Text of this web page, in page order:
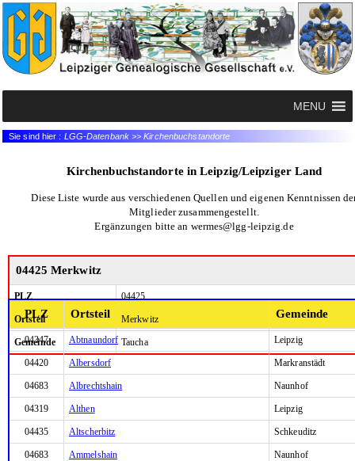
MENU
Sie sind hier : LGG-Datenbank >> Kirchenbuchstandorte
Kirchenbuchstandorte in Leipzig/Leipziger Land
Diese Liste wurde aus verschiedenen Quellen und eigenen Kenntnissen
Mitglieder zusammengestellt.
Ergänzungen bitte an wermes@lgg-leipzig.de
04425 Merkwitz
PLZ 04425
Ortsteil Merkwitz
Gemeinde Taucha
PLZ Ortsteil Gemeinde
04347 Abtnaundorf Leipzig
04420 Albersdorf Markranstädt
04683 Albrechtshain Naunhof
04319 Althen Leipzig
04435 Altscherbitz Schkeuditz
04683 Ammelshain Naunhof